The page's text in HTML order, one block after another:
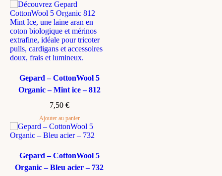
Gepard – CottonWool 5
Organic – Mint ice – 812
7,50 €
Ajouter au panier
Gepard – CottonWool 5
Organic – Bleu acier – 732